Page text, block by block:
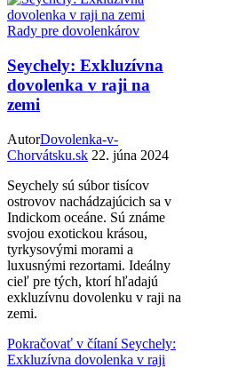
Rady pre dovolenkárov
Seychely: Exkluzívna
dovolenka v raji na
zemi
AutorDovolenka-v-
Chorvátsku.sk 22. júna 2024
Seychely sú súbor tisícov
ostrovov nachádzajúcich sa v
Indickom oceáne. Sú známe
svojou exotickou krásou,
tyrkysovými morami a
luxusnými rezortami. Ideálny
cieľ pre tých, ktorí hľadajú
exkluzívnu dovolenku v raji na
zemi.
Pokračovať v čítaníSeychely:
Exkluzívna dovolenka v raji